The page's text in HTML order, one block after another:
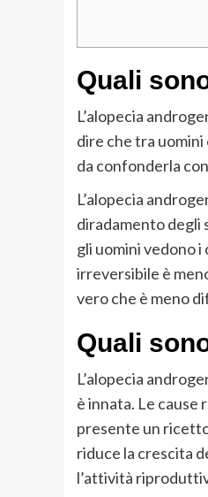
Quali
L’alopecia
dire che tra uomini
da confonderla
L’alopecia
diradamento degli
gli uomini vedono i
irreversibile è
vero che è meno
Quali
L’alopecia
è innata. Le cause
presente un
riduce la crescita
l’attività